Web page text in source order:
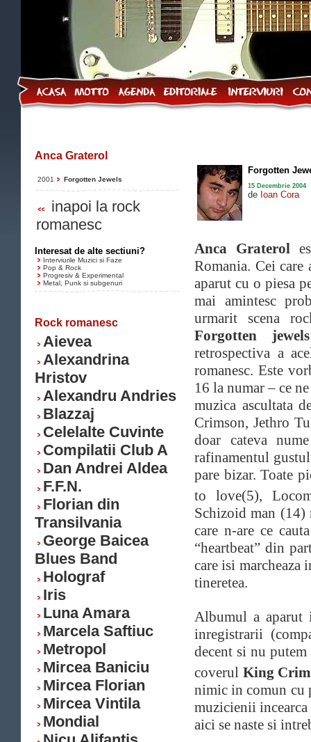
Anca Graterol
2001 Forgotten Jewels
inapoi la rock
romanesc
Interesat de alte sectiuni?
Interviurile Muzici si Faze
Pop & Rock
Progresiv & Experimental
Metal, Punk si subgenuri
Rock romanesc
Aievea
Alexandrina
Hristov
Alexandru Andries
Blazzaj
Celelalte Cuvinte
Compilatii Club A
Dan Andrei Aldea
F.F.N.
Florian din
Transilvania
George Baicea
Blues Band
Holograf
Iris
Luna Amara
Marcela Saftiuc
Metropol
Mircea Baniciu
Mircea Florian
Mircea Vintila
Mondial
Forgotten
15 Decembrie 2004
de Ioan Cora
Anca Graterol
Romania. Cei
aparut cu o piesa
mai amintesc
urmarit scena
Forgotten jewels
retrospectiva a
romanesc. Este
16 la numar – ce
muzica ascultata
Crimson, Jethro
doar cateva
rafinamentul
pare bizar. Toate
to love(5),
Schizoid man (14)
care n-are ce
“heartbeat” din
care isi marcheaza
tineretea.
Albumul a aparut
inregistrarii
decent si nu
coverul King
nimic in comun cu
muzicienii incearca
aici se naste si